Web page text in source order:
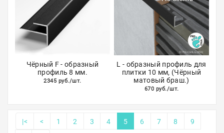
Чёрный F - образный
профиль 8 мм.
2345 руб./шт.
L - образный профиль для
плитки 10 мм, (Чёрный
матовый браш.)
670 руб./шт.
|< < 1 2 3 4 5 6 7 8 9